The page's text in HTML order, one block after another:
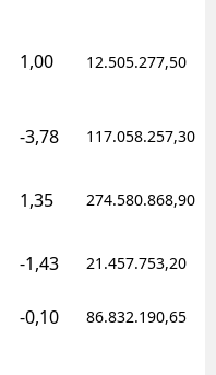
Osmaniye
1,00 12.505.277,50
-3,78 117.058.257,30
1,35 274.580.868,90
-1,43 21.457.753,20
-0,10 86.832.190,65